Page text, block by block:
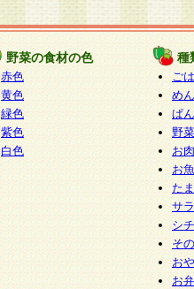
野菜の食材の色
赤色
黄色
緑色
紫色
白色
種
ご
めん
ぱん
野
お
お
た
サ
シ
そ
お
お